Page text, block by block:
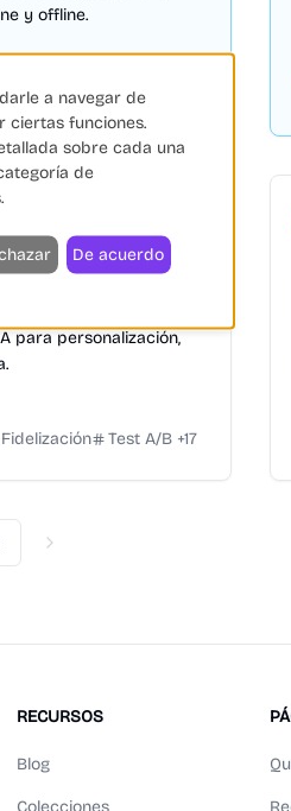
y offline.
Avanzados
para personalización,
Fidelización Test A/B +17
Next
RECURSOS
Blog
a navegar de
ciertas funciones.
sobre cada una
de
De acuerdo